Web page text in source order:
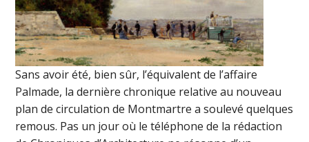
Sans avoir été, bien sûr, l’équivalent de l’affaire
Palmade, la dernière chronique relative au nouveau
plan de circulation de Montmartre a soulevé quelques
remous. Pas un jour où le téléphone de la rédaction